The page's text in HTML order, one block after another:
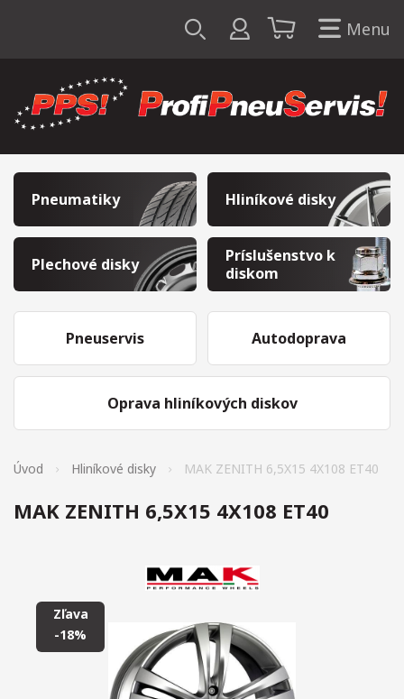
Menu
Pneumatiky Hliníkové disky
Plechové disky
Príslušenstvo k
diskom
Pneuservis
Oprava hliníkových diskov
Autodoprava
Úvod Hliníkové disky MAK ZENITH 6,5X15 4X108 ET40
MAK ZENITH 6,5X15 4X108 ET40
Zľava
-18%